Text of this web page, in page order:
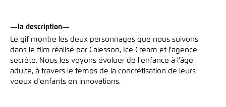
—la description—
Le gif montre les deux personnages que nous suivons
dans le film réalisé par Calesson, Ice Cream et l'agence
secrète. Nous les voyons évoluer de l'enfance à l'âge
adulte, à travers le temps de la concrétisation de leurs
voeux d'enfants en innovations.